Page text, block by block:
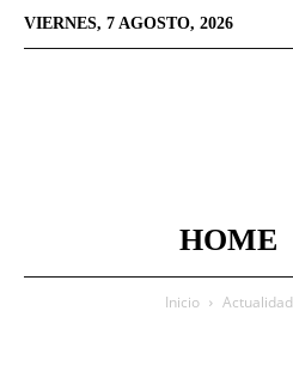
VIERNES, 7 AGOSTO, 2026
HOME
Inicio Actualidad